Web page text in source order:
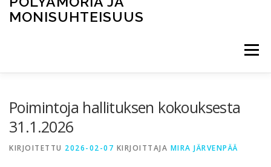
MONISUHTEISUUS
Valikko
Poimintoja hallituksen kokouksesta
31.1.2026
KIRJOITETTU 2026-02-07 KIRJOITTAJA MIRA JÄRVENPÄÄ